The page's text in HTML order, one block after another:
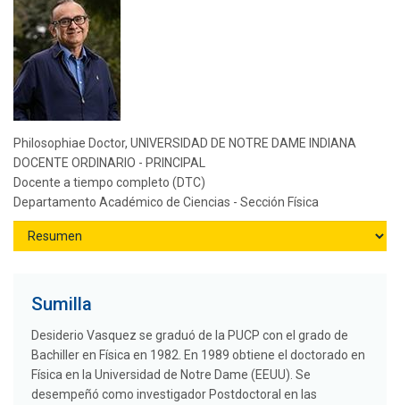
Philosophiae Doctor, UNIVERSIDAD DE NOTRE DAME INDIANA
DOCENTE ORDINARIO - PRINCIPAL
Docente a tiempo completo (DTC)
Departamento Académico de Ciencias - Sección Física
Sumilla
Desiderio Vasquez se graduó de la PUCP con el grado de
Bachiller en Física en 1982. En 1989 obtiene el doctorado en
Física en la Universidad de Notre Dame (EEUU). Se
desempeñó como investigador Postdoctoral en las